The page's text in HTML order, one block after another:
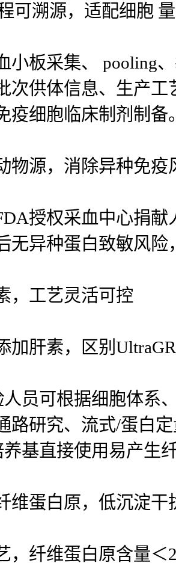
可溯源，适配细胞
小板采集、 pooling
次供体信息、生产
疫细胞临床制剂制备
物源，消除异种免疫
授权采血中心捐
无异种蛋白致敏风
，工艺灵活可控
加肝素，区别
员可根据细胞体系
路研究、流式/蛋白
基直接使用易产生
维蛋白原，低沉淀干
，纤维蛋白原含量